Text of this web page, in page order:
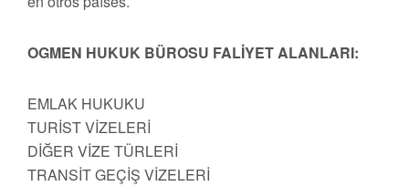
OGMEN HUKUK BÜROSU FALİYET ALANLARI:
EMLAK HUKUKU
TURİST VİZELERİ
DİĞER VİZE TÜRLERİ
TRANSİT GEÇİŞ VİZELERİ